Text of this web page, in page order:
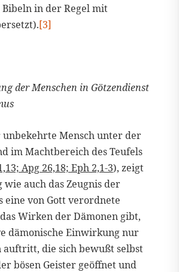
in der Regel mit
[3]
der Menschen in Götzendienst
Mensch unter der
im Machtbereich des Teufels
Apg 26,18; Eph 2,1-3), zeigt
auch das Zeugnis der
eine von Gott verordnete
Wirken der Dämonen gibt,
dämonische Einwirkung nur
auftritt, die sich bewußt selbst
bösen Geister geöffnet und